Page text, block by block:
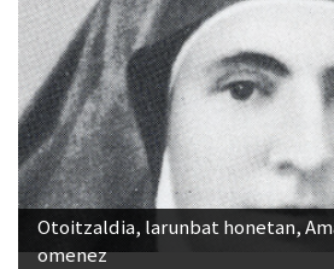
Otoitzaldia, larunbat honetan,
omenez